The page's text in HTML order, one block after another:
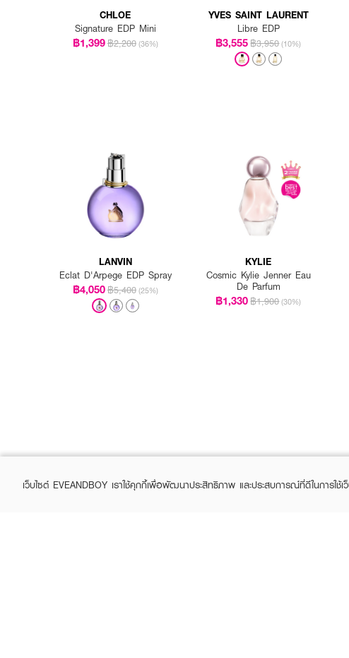
CHLOE
Signature EDP Mini
฿1,399฿2,200 (36%)
YVES SAINT LAURENT
Libre EDP
฿3,555฿3,950 (10%)
LANVIN
Eclat D'Arpege EDP Spray
฿4,050฿5,400 (25%)
KYLIE
Cosmic Kylie Jenner Eau
De Parfum
฿1,330฿1,900 (30%)
เว็บไซต์ EVEANDBOY เราใช้คุกกี้เพื่อพัฒนาประสิทธิภาพ และประสบการณ์ที่ดีในการใ